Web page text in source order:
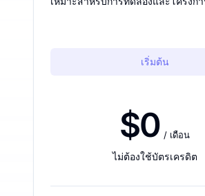
เริ่มต้น
$0 / เดือน
ไม่ต้องใช้บัตรเครดิต